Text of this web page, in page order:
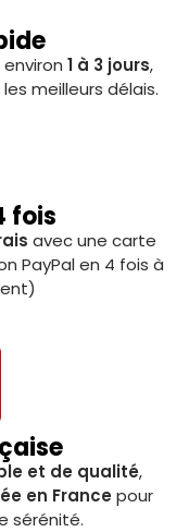
1 à 3 jours,
meilleurs délais.
fois
avec une carte
PayPal en 4 fois à
et de qualité,
en Francepour
sérénité.